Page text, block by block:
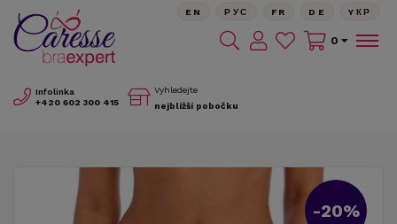
Infolinka
+420 602 300 415
Vyhledejte
nejbližší pobočku
EN РУС FR DE YКР
0
-20%